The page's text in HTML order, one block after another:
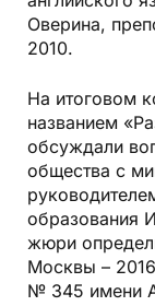
Оверина,
2010.
На итоговом
названием
обсуждали
общества с
образования
жюри
Москвы –
№ 345 имени